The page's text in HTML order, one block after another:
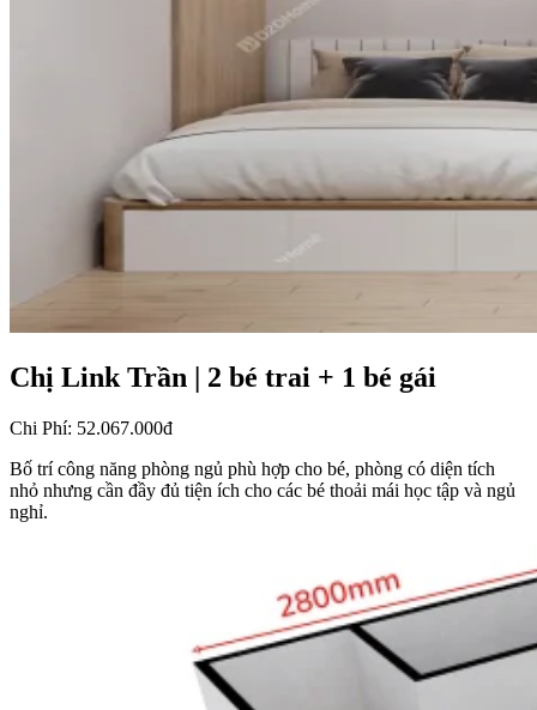
Chị Link Trần | 2 bé trai + 1 bé gái
Chi Phí: 52.067.000đ
Bố trí công năng phòng ngủ phù hợp cho bé, phòng có diện tích
nhỏ nhưng cần đầy đủ tiện ích cho các bé thoải mái học tập và ngủ
nghỉ.